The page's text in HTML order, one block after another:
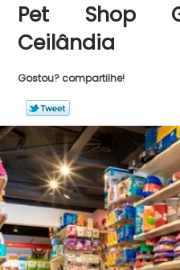
Pet Shop
Ceilândia
Gostou? compartilhe!